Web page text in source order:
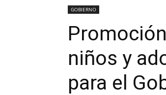
GOBIERNO
niños y
para el